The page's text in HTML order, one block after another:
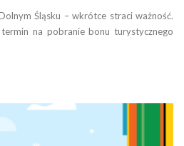
Śląsku – wkrótce straci ważność.
na pobranie bonu turystycznego